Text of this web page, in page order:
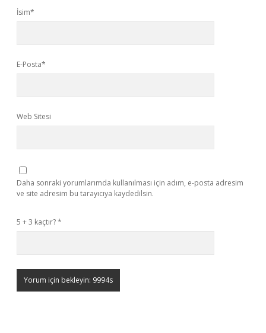
İsim*
E-Posta*
Web Sitesi
Daha sonraki yorumlarımda kullanılması için adım, e-posta adresim
ve site adresim bu tarayıcıya kaydedilsin.
5 + 3 kaçtır?*